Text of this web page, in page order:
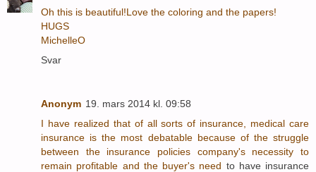
Oh this is beautiful!Love the coloring and the papers!
HUGS
MichelleO
Svar
Anonym 19. mars 2014 kl. 09:58
I have realized that of all sorts of insurance, medical care
insurance is the most debatable because of the struggle
between the insurance policies company's necessity to
remain profitable and the buyer's need to have insurance